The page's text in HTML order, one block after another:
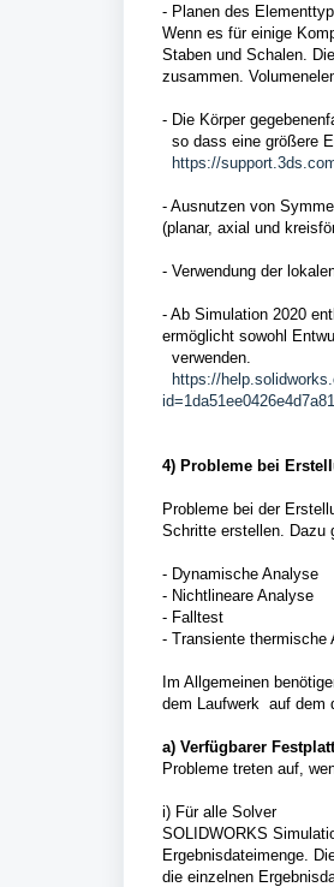
- Planen des
Wenn es für einige
Staben und Schalen.
zusammen.
- Die Körper
so dass eine größere
https://
- Ausnutzen von
(planar, axial und
- Verwendung der
- Ab Simulation 2020
ermöglicht sowohl
verwenden.
https://
4) Probleme bei
Probleme bei der
Schritte erstellen. Dazu
- Dynamische Analyse
- Nichtlineare Analyse
- Falltest
- Transiente thermische
Im Allgemeinen
dem Laufwerk auf dem
a) Verfügbarer
Probleme treten auf,
i) Für alle Solver
SOLIDWORKS
Ergebnisdateimenge.
die einzelnen